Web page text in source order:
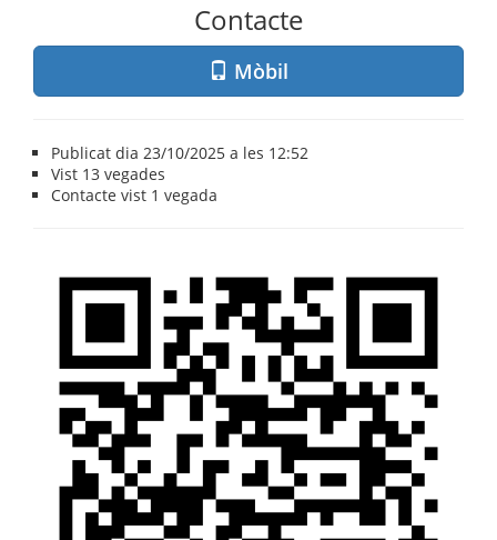
Contacte
Mòbil
Publicat dia 23/10/2025 a les 12:52
Vist 13 vegades
Contacte vist 1 vegada